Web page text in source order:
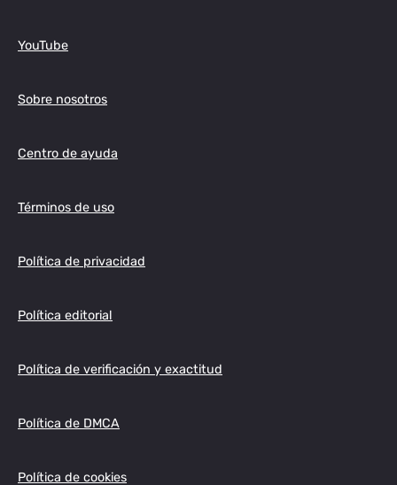
YouTube
Sobre nosotros
Centro de ayuda
Términos de uso
Política de privacidad
Política editorial
Política de verificación y exactitud
Política de DMCA
Política de cookies